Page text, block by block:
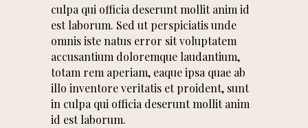
culpa qui officia deserunt mollit anim id
est laborum. Sed ut perspiciatis unde
omnis iste natus error sit voluptatem
accusantium doloremque laudantium,
totam rem aperiam, eaque ipsa quae ab
illo inventore veritatis et proident, sunt
in culpa qui officia deserunt mollit anim
id est laborum.